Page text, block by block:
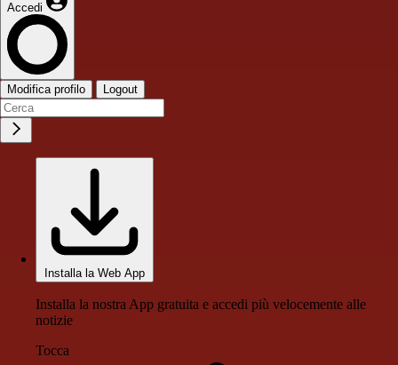
Accedi
Modifica profilo Logout
Installa la Web App
Installa la nostra App gratuita e accedi più velocemente alle
notizie
Tocca